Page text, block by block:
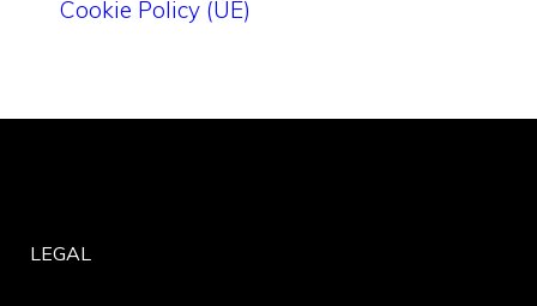
Cookie Policy (UE)
LEGAL